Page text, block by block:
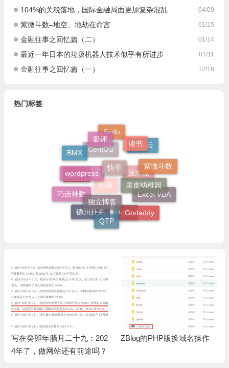
04/09
104%的关税落地，国际金融局面更加复杂混乱
01/15
紫微斗数–地空、地劫在命宫
01/14
金融往事之回忆篇（二）
01/11
最近一年日本的垃圾机器人技术似乎有所进步
12/18
金融往事之回忆篇（一）
热门标签
CentOS
Sedo
阿里云
技术流
抖音
Excel
BMX
影评
读书
紫微斗数
Excel VBA
电影
德州扑克
巧连神数
wordpress
快手
里皮幼稚园
Godaddy
QTP
独立博客
写在癸卯年腊月二十九：202
4年了，做网站还有前途吗？
ZBlog的PHP版换域名操作